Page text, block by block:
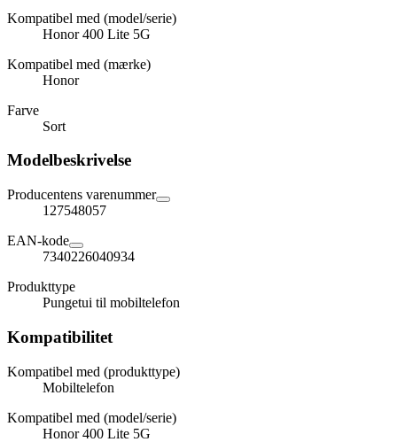
Kompatibel med (model/serie)
Honor 400 Lite 5G
Kompatibel med (mærke)
Honor
Farve
Sort
Modelbeskrivelse
Producentens varenummer
127548057
EAN-kode
7340226040934
Produkttype
Pungetui til mobiltelefon
Kompatibilitet
Kompatibel med (produkttype)
Mobiltelefon
Kompatibel med (model/serie)
Honor 400 Lite 5G